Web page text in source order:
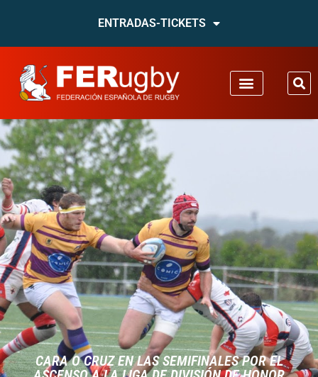
ENTRADAS-TICKETS
CARA O CRUZ EN LAS SEMIFINALES POR EL